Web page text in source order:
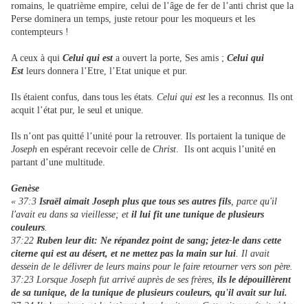
romains, le quatrième empire, celui de l’âge de fer de l’anti christ que la
Perse dominera un temps, juste retour pour les moqueurs et les
contempteurs !
A ceux à qui Celui qui esta ouvert la porte, Ses amis ; Celui qui
Estleurs donnera l’Etre, l’Etat unique et pur.
Ils étaient confus, dans tous les états. Celui qui est les a reconnus. Ils ont
acquit l’état pur, le seul et unique.
Ils n’ont pas quitté l’unité pour la retrouver. Ils portaient la tunique de
Joseph en espérant recevoir celle de Christ. Ils ont acquis l’unité en
partant d’une multitude.
Genèse
« 37:3 Israël aimait Joseph plus que tous ses autres fils, parce qu'il
l'avait eu dans sa vieillesse; et il lui fit une tunique de plusieurs
couleurs.
37:22 Ruben leur dit: Ne répandez point de sang; jetez-le dans cette
citerne qui est au désert, et ne mettez pas la main sur lui. Il avait
dessein de le délivrer de leurs mains pour le faire retourner vers son père.
37:23 Lorsque Joseph fut arrivé auprès de ses frères, ils le dépouillèrent
de sa tunique, de la tunique de plusieurs couleurs, qu'il avait sur lui.